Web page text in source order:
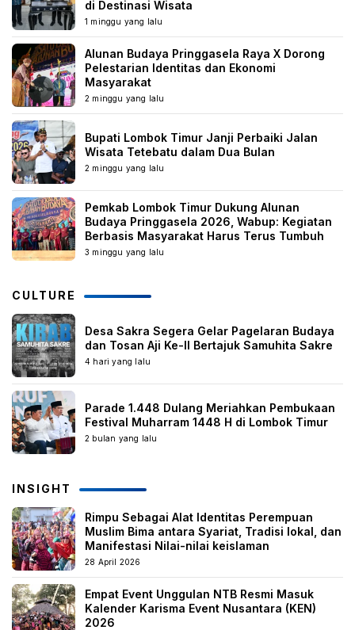
di Destinasi Wisata
1 minggu yang lalu
Alunan Budaya Pringgasela Raya X Dorong
Pelestarian Identitas dan Ekonomi
Masyarakat
2 minggu yang lalu
Bupati Lombok Timur Janji Perbaiki Jalan
Wisata Tetebatu dalam Dua Bulan
2 minggu yang lalu
Pemkab Lombok Timur Dukung Alunan
Budaya Pringgasela 2026, Wabup: Kegiatan
Berbasis Masyarakat Harus Terus Tumbuh
3 minggu yang lalu
CULTURE
Desa Sakra Segera Gelar Pagelaran Budaya
dan Tosan Aji Ke-II Bertajuk Samuhita Sakre
4 hari yang lalu
Parade 1.448 Dulang Meriahkan Pembukaan
Festival Muharram 1448 H di Lombok Timur
2 bulan yang lalu
INSIGHT
Rimpu Sebagai Alat Identitas Perempuan
Muslim Bima antara Syariat, Tradisi lokal, dan
Manifestasi Nilai-nilai keislaman
28 April 2026
Empat Event Unggulan NTB Resmi Masuk
Kalender Karisma Event Nusantara (KEN)
2026